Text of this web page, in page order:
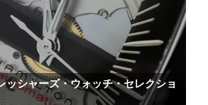
ッシャーズ・ウォッチ・セレクショ